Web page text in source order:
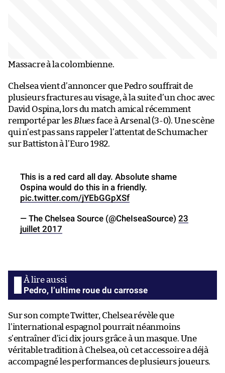
Massacre à la colombienne.
Chelsea vient d’annoncer que Pedro souffrait de
plusieurs fractures au visage, à la suite d’un choc avec
David Ospina, lors du match amical récemment
remporté par les Bluesface à Arsenal (3-0). Une scène
qui n’est pas sans rappeler l’attentat de Schumacher
sur Battiston à l’Euro 1982.
This is a red card all day. Absolute shame
Ospina would do this in a friendly.
pic.twitter.com/jYEbGGpXSf
— The Chelsea Source (@CheIseaSource) 23
juillet 2017
Pedro, l’ultime roue du carrosse
Sur son compte Twitter, Chelsea révèle que
l’international espagnol pourrait néanmoins
s’entraîner d’ici dix jours grâce à un masque. Une
véritable tradition à Chelsea, où cet accessoire a déjà
accompagné les performances de plusieurs joueurs.